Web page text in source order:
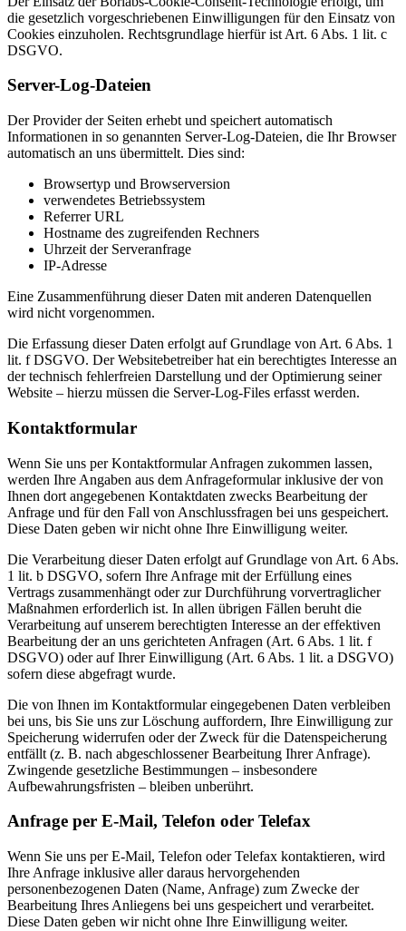
die gesetzlich vorgeschriebenen Einwilligungen für den Einsatz von
Cookies einzuholen. Rechtsgrundlage hierfür ist Art. 6 Abs. 1 lit. c
DSGVO.
Server-Log-Dateien
Der Provider der Seiten erhebt und speichert automatisch
Informationen in so genannten Server-Log-Dateien, die Ihr Browser
automatisch an uns übermittelt. Dies sind:
Browsertyp und Browserversion
verwendetes Betriebssystem
Referrer URL
Hostname des zugreifenden Rechners
Uhrzeit der Serveranfrage
IP-Adresse
Eine Zusammenführung dieser Daten mit anderen Datenquellen
wird nicht vorgenommen.
Die Erfassung dieser Daten erfolgt auf Grundlage von Art. 6 Abs. 1
lit. f DSGVO. Der Websitebetreiber hat ein berechtigtes Interesse an
der technisch fehlerfreien Darstellung und der Optimierung seiner
Website – hierzu müssen die Server-Log-Files erfasst werden.
Kontaktformular
Wenn Sie uns per Kontaktformular Anfragen zukommen lassen,
werden Ihre Angaben aus dem Anfrageformular inklusive der von
Ihnen dort angegebenen Kontaktdaten zwecks Bearbeitung der
Anfrage und für den Fall von Anschlussfragen bei uns gespeichert.
Diese Daten geben wir nicht ohne Ihre Einwilligung weiter.
Die Verarbeitung dieser Daten erfolgt auf Grundlage von Art. 6 Abs.
1 lit. b DSGVO, sofern Ihre Anfrage mit der Erfüllung eines
Vertrags zusammenhängt oder zur Durchführung vorvertraglicher
Maßnahmen erforderlich ist. In allen übrigen Fällen beruht die
Verarbeitung auf unserem berechtigten Interesse an der effektiven
Bearbeitung der an uns gerichteten Anfragen (Art. 6 Abs. 1 lit. f
DSGVO) oder auf Ihrer Einwilligung (Art. 6 Abs. 1 lit. a DSGVO)
sofern diese abgefragt wurde.
Die von Ihnen im Kontaktformular eingegebenen Daten verbleiben
bei uns, bis Sie uns zur Löschung auffordern, Ihre Einwilligung zur
Speicherung widerrufen oder der Zweck für die Datenspeicherung
entfällt (z. B. nach abgeschlossener Bearbeitung Ihrer Anfrage).
Zwingende gesetzliche Bestimmungen – insbesondere
Aufbewahrungsfristen – bleiben unberührt.
Anfrage per E-Mail, Telefon oder Telefax
Wenn Sie uns per E-Mail, Telefon oder Telefax kontaktieren, wird
Ihre Anfrage inklusive aller daraus hervorgehenden
personenbezogenen Daten (Name, Anfrage) zum Zwecke der
Bearbeitung Ihres Anliegens bei uns gespeichert und verarbeitet.
Diese Daten geben wir nicht ohne Ihre Einwilligung weiter.